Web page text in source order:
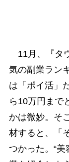
11月、『タ
気の副業ラン
は「ポイ活」
ら10万円まで
かは微妙。そ
材すると、「
つかった。“美